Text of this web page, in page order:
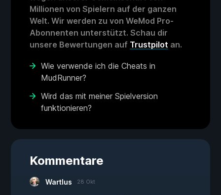
Millionen von Spielern auf der ganzen
Welt. Wir werden zu von WeMod Pro-
Abonnenten unterstützt. Schau dir
unsere Bewertungen auf Trustpilot an.
Wie verwende ich die Cheats in
MudRunner?
Wird das mit meiner Spielversion
funktionieren?
Kommentare
Wartlus 28 Okt